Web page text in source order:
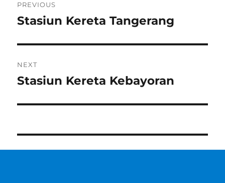
navigation
PREVIOUS
Previous
Stasiun Kereta Tangerang
NEXT
Next
Stasiun Kereta Kebayoran